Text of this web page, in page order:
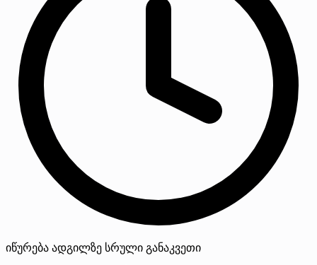
იწურება ადგილზე სრული განაკვეთი